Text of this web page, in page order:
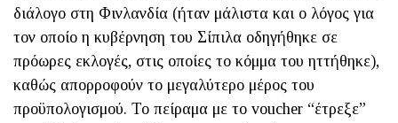
διάλογο στη Φινλανδία (ήταν μάλιστα και ο λόγος για
τον οποίο η κυβέρνηση του Σίπιλα οδηγήθηκε σε
πρόωρες εκλογές, στις οποίες το κόμμα του ηττήθηκε),
καθώς απορροφούν το μεγαλύτερο μέρος του
προϋπολογισμού. Το πείραμα με το voucher “έτρεξε”